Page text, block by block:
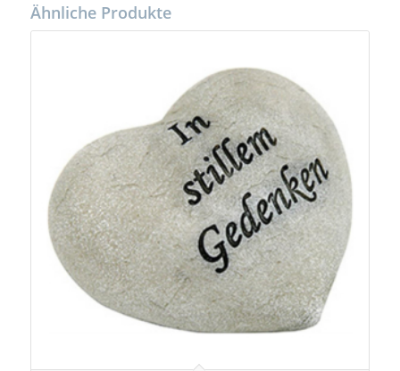
Ähnliche Produkte